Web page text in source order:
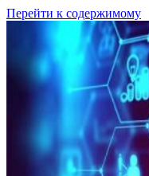
Перейти к содержимому